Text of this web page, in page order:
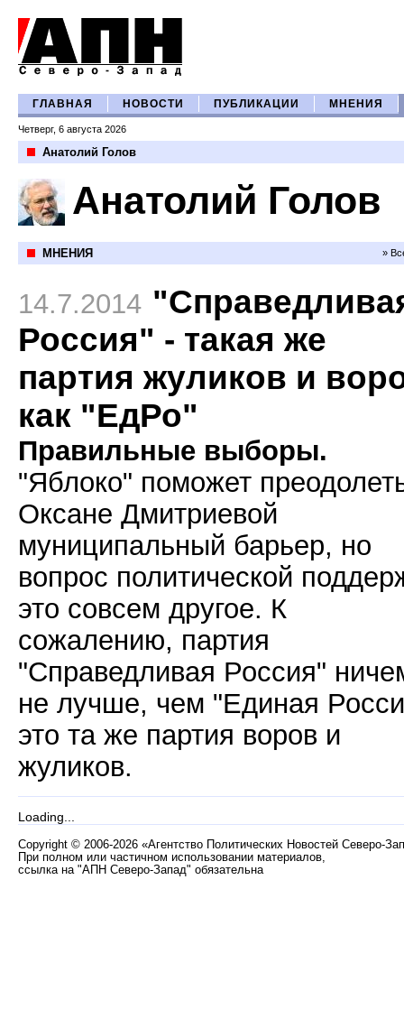
ГЛАВНАЯ НОВОСТИ ПУБЛИКАЦИИ МНЕНИЯ
Четверг, 6 августа 2026
Анатолий Голов
Анатолий Голов
МНЕНИЯ »
14.7.2014
Россия" - такая же
партия жуликов и
как "ЕдРо"
Правильные выборы.
"Яблоко" поможет
Оксане Дмитриевой
муниципальный барьер, но
вопрос политической
это совсем другое. К
сожалению, партия
"Справедливая Россия"
не лучше, чем "Единая
это та же партия воров и
жуликов.
Loading...
Copyright © 2006-2026 «Агентство Политических Новостей Северо-
При полном или частичном использовании материалов,
ссылка на "АПН Северо-Запад" обязательна